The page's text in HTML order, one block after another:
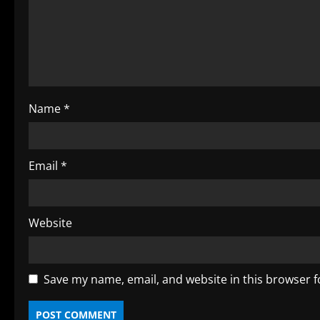
i
n
g
Name*
Email *
Website
Save my name, email, and website in this browser